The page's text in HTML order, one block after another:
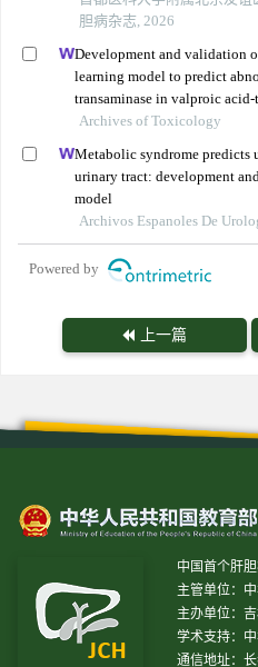
胆病杂志, 2026
Development and validation
learning model to predict
transaminase in valproic
Archives of Toxicology
Metabolic syndrome predicts
urinary tract: development
model
Archivos Espanoles De
Powered by
上一篇
中国首个肝
主管单位：
主办单位：
学术支持：
通信地址：